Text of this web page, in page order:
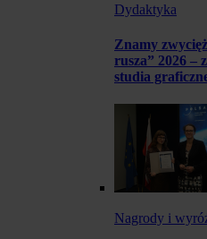
Dydaktyka
Znamy
rusza” 2026 –
studia
Nagrody i